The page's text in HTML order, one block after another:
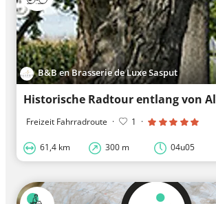
B&B en Brasserie de Luxe Sasput
Historische Radtour entlang von
Freizeit Fahrradroute · 1 ·
61,4 km 300 m 04u05